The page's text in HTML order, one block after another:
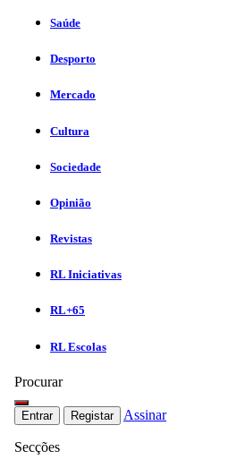
Saúde
Desporto
Mercado
Cultura
Sociedade
Opinião
Revistas
RL Iniciativas
RL+65
RL Escolas
Procurar
Entrar Registar Assinar
Secções